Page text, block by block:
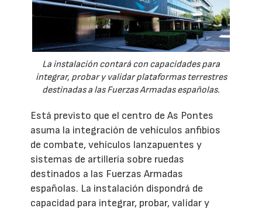
La instalación contará con capacidades para
integrar, probar y validar plataformas terrestres
destinadas a las Fuerzas Armadas españolas.
Está previsto que el centro de As Pontes
asuma la integración de vehículos anfibios
de combate, vehículos lanzapuentes y
sistemas de artillería sobre ruedas
destinados a las Fuerzas Armadas
españolas. La instalación dispondrá de
capacidad para integrar, probar, validar y